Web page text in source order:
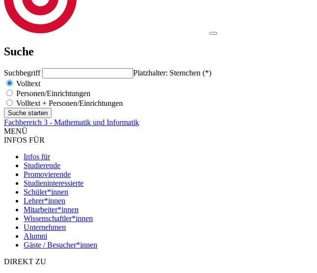
Suche
Suchbegriff
Platzhalter: Sternchen (*)
Volltext
Personen/Einrichtungen
Volltext + Personen/Einrichtungen
Fachbereich 3 - Mathematik und Informatik
MENÜ
INFOS FÜR
Infos für
Studierende
Promovierende
Studieninteressierte
Schüler*innen
Lehrer*innen
Mitarbeiter*innen
Wissenschaftler*innen
Unternehmen
Alumni
Gäste / Besucher*innen
DIREKT ZU